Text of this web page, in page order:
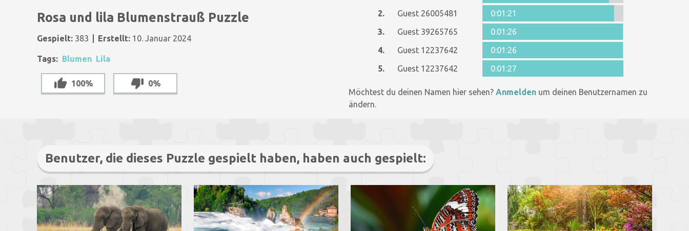
Rosa und lila Blumenstrauß Puzzle
Gespielt: 383 Erstellt: 10. Januar 2024
Tags: Blumen Lila
100% 0%
2.
Guest 26005481
0:01:21
3.
Guest 39265765
0:01:26
4.
Guest 12237642
0:01:26
5.
Guest 12237642 0:01:27
Möchtest du deinen Namen hier sehen? Anmelden um deinen Benutzernamen zu
ändern.
Benutzer, die dieses Puzzle gespielt haben, haben auch gespielt: